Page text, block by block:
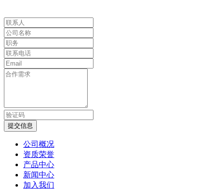
提交信息
公司概况
资质荣誉
产品中心
新闻中心
加入我们